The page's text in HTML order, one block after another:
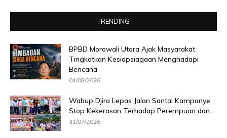
TRENDING
BPBD Morowali Utara Ajak Masyarakat
Tingkatkan Kesiapsiagaan Menghadapi
Bencana
04/08/2026
Wabup Djira Lepas Jalan Santai Kampanye
Stop Kekerasan Terhadap Perempuan dan...
31/07/2026